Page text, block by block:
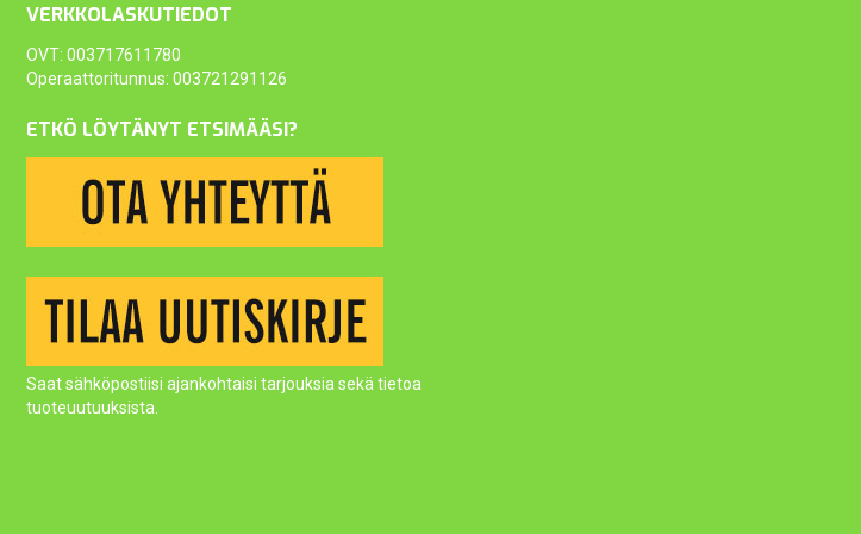
VERKKOLASKUTIEDOT
OVT: 003717611780
Operaattoritunnus: 003721291126
ETKÖ LÖYTÄNYT ETSIMÄÄSI?
Saat sähköpostiisi ajankohtaisi tarjouksia sekä tietoa
tuoteuutuuksista.